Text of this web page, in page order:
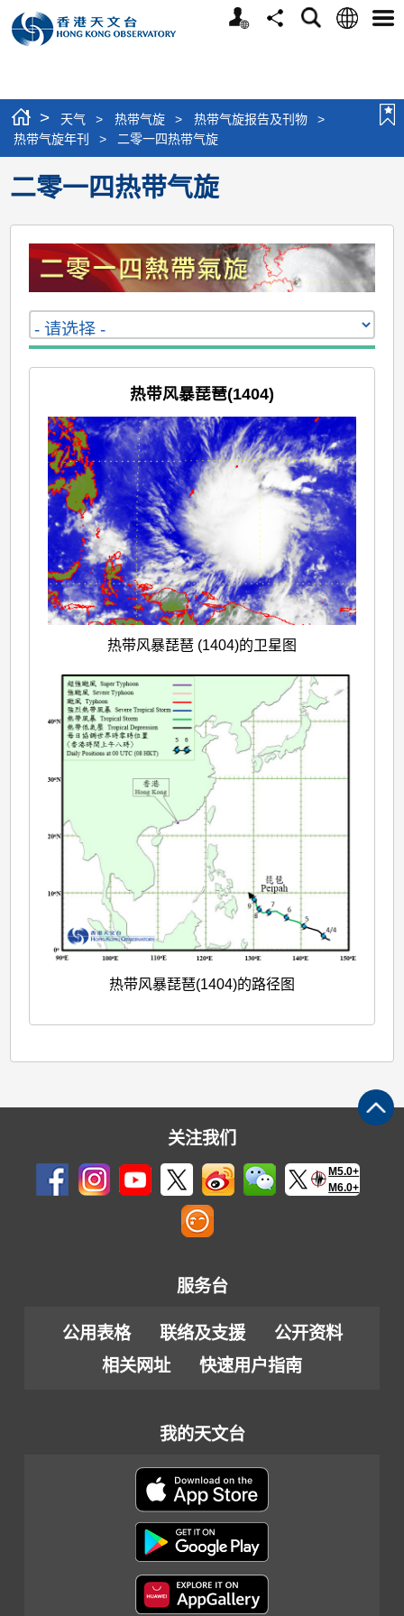
个
分
搜
语
选
> 天气 > 热带气旋 > 热带气旋报告及刊物
>
热带气旋年刊
> 二零一四热带气旋
二零一四热带气旋
热带风暴琵琶(1404)
热带风暴琵琶 (1404)的卫星图
热带风暴琵琶(1404)的路径图
关注我们
M5.0+
M6.0+
服务台
公用表格 联络及支援
公开资料
相关网址
快速用户指南
我的天文台